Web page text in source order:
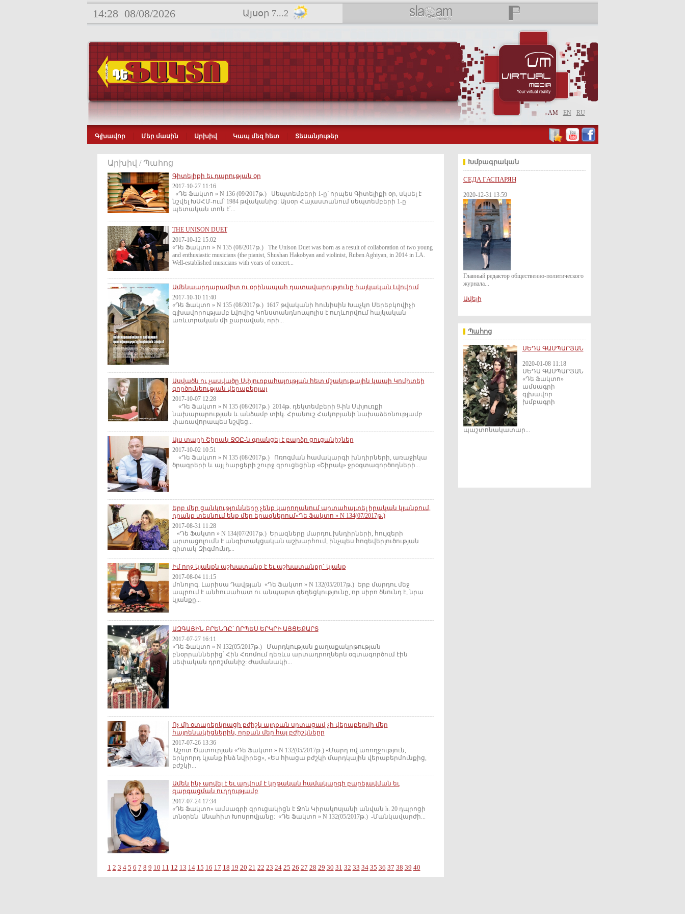
14:28 08/08/2026 Այսօր 7...2
AM EN RU
Գլխավոր Մեր մասին Արխիվ Կապ մեզ հետ Տեսանյութեր
Արխիվ / Պահոց
Գիտելիքի եւ դպրության օր
2017-10-27 11:16
«Դե Ֆակտո » N 136 (09/2017թ.) Սեպտեմբերի 1-ը՝ որպես Գիտելիքի օր, սկսել է
նշվել ԽՍՀՄ-ում՝ 1984 թվականից: Այսօր Հայաստանում սեպտեմբերի 1-ը
պետական տոն է՝...
THE UNISON DUET
2017-10-12 15:02
«Դե Ֆակտո » N 135 (08/2017թ.) The Unison Duet was born as a result of collaboration of two young
and enthusiastic musicians (the pianist, Shushan Hakobyan and violinist, Ruben Aghiyan, in 2014 in LA.
Well-established musicians with years of concert...
Ամենաարդարամիտ ու օրինապահ դատավարությունը հայկական Լվովում
2017-10-10 11:40
«Դե Ֆակտո » N 135 (08/2017թ.) 1617 թվականի հունիսին Խաչկո Սերեբկովիչի
գլխավորությամբ Լվովից Կոնստանդնուպոլիս է ուղևորվում հայկական
առևտրական մի քարավան, որի...
Ասվածն ու չասվածը Սփյուռքահայության հետ մշակութային կապի Կոմիտեի
գործունեության վերաբերյալ
2017-10-07 12:28
«Դե Ֆակտո » N 135 (08/2017թ.) 2014թ. դեկտեմբերի 9-ին Սփյուռքի
նախարարության և անձամբ տիկ. Հրանուշ Հակոբյանի նախաձեռնությամբ
փառավորապես նշվեց...
Այս տարի Շիրակ ՋՕԸ-ն գրանցել է բարձր ցուցանիշներ
2017-10-02 10:51
«Դե Ֆակտո » N 135 (08/2017թ.) Ոռոգման համակարգի խնդիրների, առաջիկա
ծրագրերի և այլ հարցերի շուրջ զրուցեցինք «Շիրակ» ջրօգտագործողների...
Երբ մեր ցանկությունները չենք կարողանում արտահայտել իրական կյանքում,
դրանք տեսնում ենք մեր երազներում«Դե Ֆակտո » N 134(07/2017թ.)
2017-08-31 11:28
«Դե Ֆակտո » N 134(07/2017թ.) Երազները մարդու խնդիրների, հույզերի
արտացոլումն է անգիտակցական աշխարհում, ինչպես հոգեվերլուծության
գիտակ Զիգմունդ...
Իմ ողջ կյանքն աշխատանք է եւ աշխատանքը` կյանք
2017-08-04 11:15
մոնոլոգ. Լարիսա Դավթյան «Դե Ֆակտո » N 132(05/2017թ.) Երբ մարդու մեջ
ապրում է անհուսահատ ու անպարտ գեղեցկությունը, որ սիրո ծնունդ է, նրա
կյանքը...
ԱԶԳԱՅԻՆ ԲՐԵՆԴԸ՝ ՈՐՊԵՍ ԵՐԿՐԻ ԱՅՑԵՔԱՐՏ
2017-07-27 16:11
«Դե Ֆակտո » N 132(05/2017թ.) Մարդկության քաղաքակրթության
բնօրրաններից՝ Հին Հռոմում դեռևս արտադրողներն օգտագործում էին
սեփական դրոշմանիշ: Ժամանակի...
Ոչ մի օտարերկրացի բժիշկ այդքան սրտացավ չի վերաբերվի մեր
հայրենակիցներին, որքան մեր հայ բժիշկները
2017-07-26 13:36
Աշոտ Ծատուրյան «Դե Ֆակտո » N 132(05/2017թ.) «Մարդ ով առողջություն,
երկրորդ կյանք ինձ նվիրեց», «Ես հիացա բժշկի մարդկային վերաբերմունքից,
բժշկի...
Ամեն ինչ արվել է եւ արվում է կրթական համակարգի բարելավման եւ
զարգացման ուղղությամբ
2017-07-24 17:34
«Դե Ֆակտո» ամսագրի զրուցակիցն է Ջոն Կիրակոսյանի անվան h. 20 դպրոցի
տնօրեն Անահիտ Խոսրովյանը: «Դե Ֆակտո » N 132(05/2017թ.) -Մանկավարժի...
1 2 3 4 5 6 7 8 9 10 11 12 13 14 15 16 17 18 19 20 21 22 23 24 25 26 27 28 29 30 31 32 33 34 35 36 37 38 39 40
Խմբագրական
СЕДА ГАСПАРЯН
2020-12-31 13:59
Главный редактор общественно-политического
журнала...
Ավելի
Պահոց
ՍԵԴԱ ԳԱՍՊԱՐՅԱՆ
2020-01-08 11:18
ՍԵԴԱ ԳԱՍՊԱՐՅԱՆ
«Դե Ֆակտո»
ամսագրի
գլխավոր
խմբագրի
պաշտոնակատար...